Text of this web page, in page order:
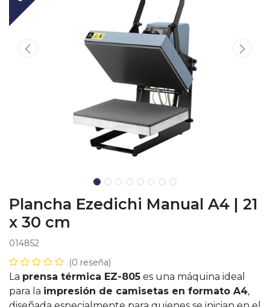
Plancha Ezedichi Manual A4 | 21
x 30 cm
014852
(0 reseña)
La prensa térmica EZ-805 es una máquina ideal
para la impresión de camisetas en formato A4,